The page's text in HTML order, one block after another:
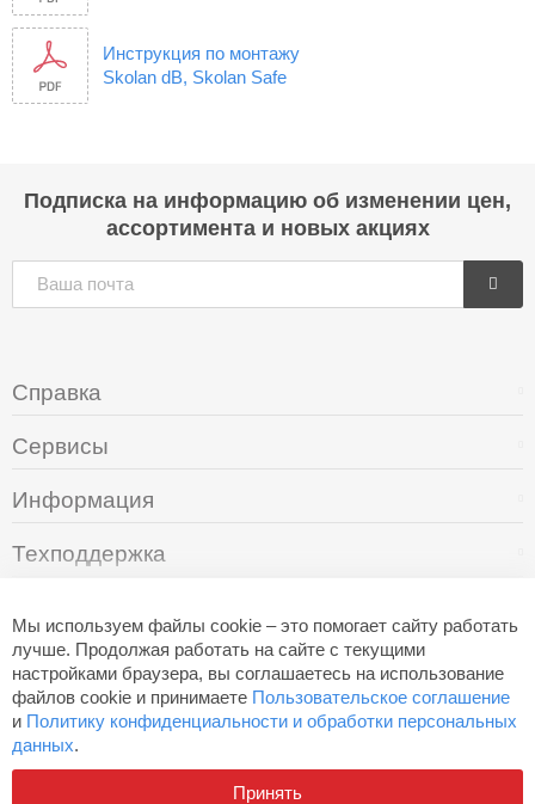
Инструкция по монтажу
Skolan dB, Skolan Safe
Мы используем файлы cookie – это помогает сайту работать
лучше. Продолжая работать на сайте с текущими
настройками браузера, вы соглашаетесь на использование
файлов cookie и принимаете Пользовательское соглашение
и Политику конфиденциальности и обработки персональных
данных.
Принять
Подписка на информацию об изменении цен,
ассортимента и новых акциях
Справка
Сервисы
Информация
Техподдержка
+7 (495) 249-05-94